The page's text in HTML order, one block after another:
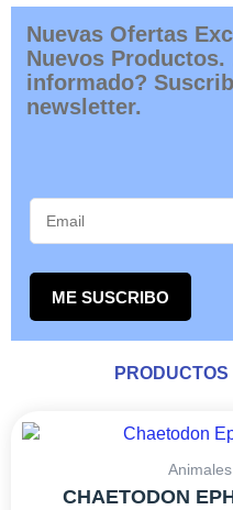
Nuevas Ofertas
Nuevos
informado?
newsletter.
ME SUSCRIBO
CHAETODON